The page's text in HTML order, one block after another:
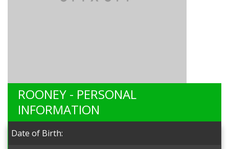
ROONEY - PERSONAL
INFORMATION
Date of Birth: